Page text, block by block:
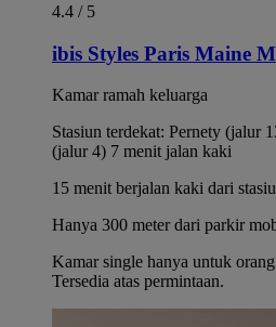
4.4 / 5
ibis Styles Paris Maine
Kamar ramah keluarga
Stasiun terdekat: Pernety (jalur
(jalur 4) 7 menit jalan kaki
15 menit berjalan kaki dari
Hanya 300 meter dari parkir
Kamar single hanya untuk
Tersedia atas permintaan.